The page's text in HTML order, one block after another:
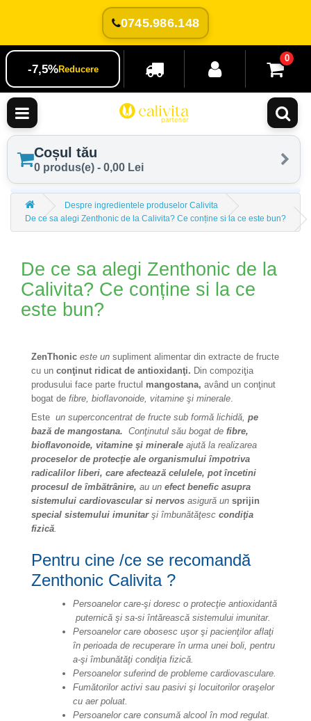
0745.986.148
-7,5%Reducere
0
Coșul tău
0 produs(e) - 0,00 Lei
Despre ingredientele produselor Calivita
De ce sa alegi Zenthonic de la Calivita? Ce conține si la ce este bun?
De ce sa alegi Zenthonic de la
Calivita? Ce conține si la ce
este bun?
ZenThonic este un supliment alimentar din extracte de fructe
cu un conţinut ridicat de antioxidanţi. Din compoziţia
produsului face parte fructul mangostana, având un conţinut
bogat de fibre, bioflavonoide, vitamine şi minerale.
Este un superconcentrat de fructe sub formă lichidă, pe
bază de mangostana. Conţinutul său bogat de fibre,
bioflavonoide, vitamine şi minerale ajută la realizarea
proceselor de protecţie ale organismului împotriva
radicalilor liberi, care afectează celulele, pot încetini
procesul de îmbătrânire, au un efect benefic asupra
sistemului cardiovascular si nervos asigură un sprijin
special sistemului imunitarşi îmbunătăţesc condiţia
fizică
Pentru cine /ce se recomandă
Zenthonic Calivita ?
Persoanelor care-şi doresc o protecţie antioxidantă
puternică şi sa-si întărească sistemului imunitar.
Persoanelor care obosesc uşor şi pacienţilor aflaţi
în perioada de recuperare în urma unei boli, pentru
a-şi îmbunătăţi condiţia fizică.
Persoanelor suferind de probleme cardiovasculare.
Fumătorilor activi sau pasivi şi locuitorilor oraşelor
cu aer poluat.
Persoanelor care consumă alcool în mod regulat.